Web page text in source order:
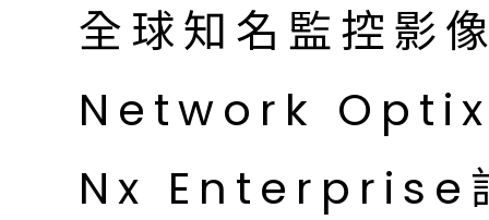
全球知名監控影
Network
Nx Enterprise